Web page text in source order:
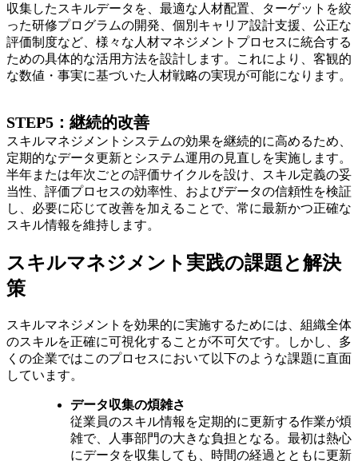
収集したスキルデータを、最適な人材配置、ターゲットを絞
った研修プログラムの開発、個別キャリア設計支援、公正な
評価制度など、様々な人材マネジメントプロセスに統合する
ための具体的な活用方法を設計します。これにより、客観的
な数値・事実に基づいた人材戦略の実現が可能になります。
STEP5：継続的改善
スキルマネジメントシステムの効果を継続的に高めるため、
定期的なデータ更新とシステム運用の見直しを実施します。
半年または年次ごとの評価サイクルを設け、スキル定義の妥
当性、評価プロセスの効率性、およびデータの信頼性を検証
し、必要に応じて改善を加えることで、常に最新かつ正確な
スキル情報を維持します。
スキルマネジメント実践の課題と解決
策
スキルマネジメントを効果的に実施するためには、組織全体
のスキルを正確に可視化することが不可欠です。しかし、多
くの企業ではこのプロセスにおいて以下のような課題に直面
しています。
データ収集の煩雑さ
従業員のスキル情報を定期的に更新する作業が煩
雑で、人事部門の大きな負担となる。最初は熱心
にデータを収集しても、時間の経過とともに更新